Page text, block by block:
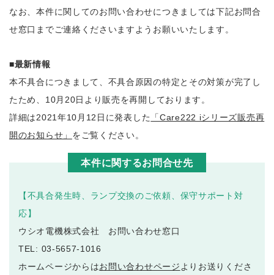
なお、本件に関してのお問い合わせにつきましては下記お問合
せ窓口までご連絡くださいますようお願いいたします。
■最新情報
本不具合につきまして、不具合原因の特定とその対策が完了し
たため、10月20日より販売を再開しております。
詳細は2021年10月12日に発表した
「Care222 iシリーズ販売再
開のお知らせ」 をご覧ください。
本件に関するお問合せ先
【不具合発生時、ランプ交換のご依頼、保守サポート対
応】
ウシオ電機株式会社 お問い合わせ窓口
TEL: 03-5657-1016
ホームページからはお問い合わせページ よりお送りくださ